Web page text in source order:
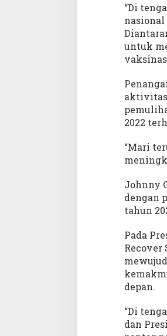
“Di
nasional
untuk
aktivitas
2022
“Mari
Johnny
dengan
tahun
Pada
Recover
depan.
“Di
dan